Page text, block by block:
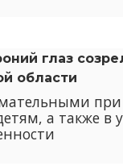
глаз
области
при
а также в